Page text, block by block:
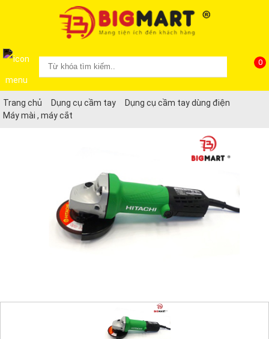
0
Trang chủ Dụng cụ cầm tay
Dụng cụ cầm tay dùng điện
Máy mài , máy cắt